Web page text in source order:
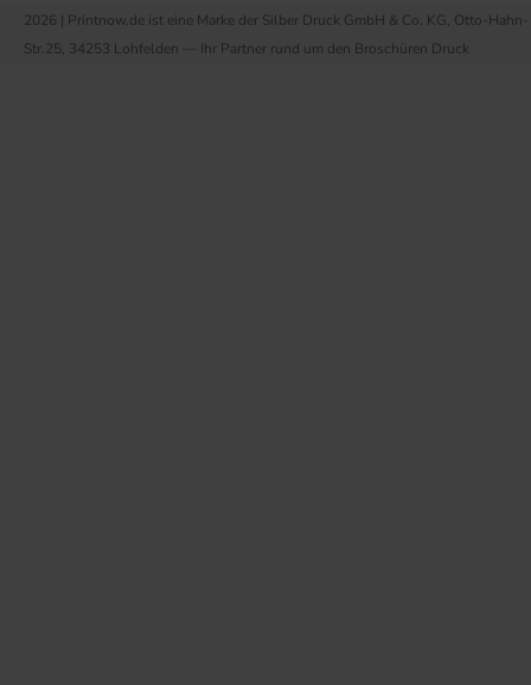
2026 | Printnow.de ist eine Marke der Silber Druck GmbH & Co. KG, Otto-Hahn-
Str.25, 34253 Lohfelden — Ihr Partner rund um den Broschüren Druck